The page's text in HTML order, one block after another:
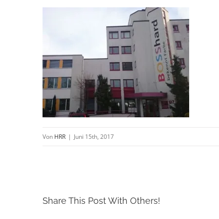
Von HRR | Juni 15th, 2017
Share This Post With Others!